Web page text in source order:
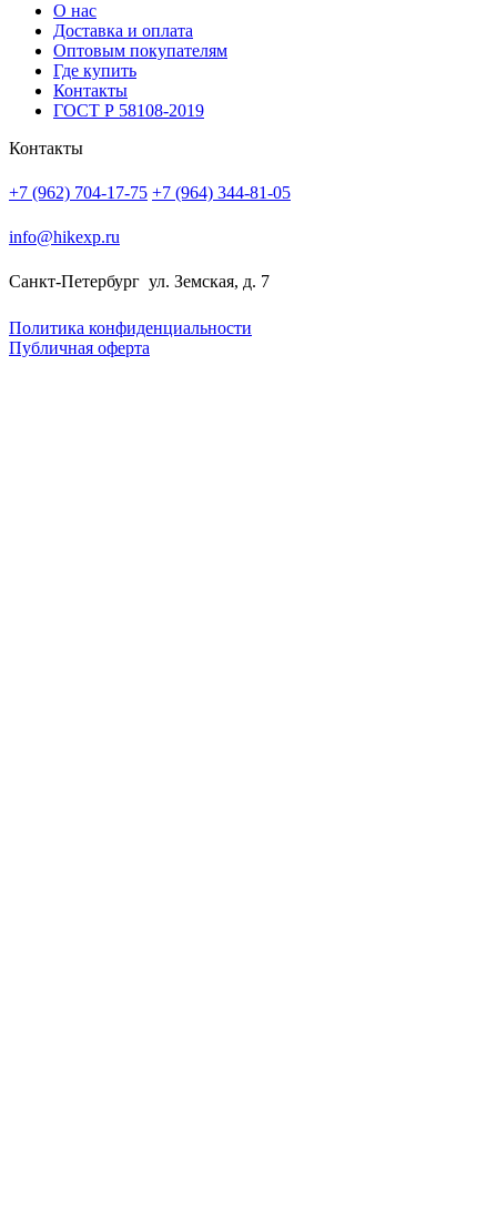
О нас
Доставка и оплата
Оптовым покупателям
Где купить
Контакты
ГОСТ Р 58108-2019
Контакты
+7 (962) 704-17-75 +7 (964) 344-81-05
info@hikexp.ru
Санкт-Петербург ул. Земская, д. 7
Политика конфиденциальности
Публичная оферта